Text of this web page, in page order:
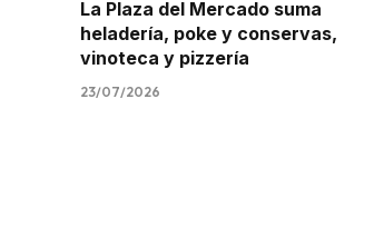
La Plaza del Mercado suma
heladería, poke y conservas,
vinoteca y pizzería
23/07/2026